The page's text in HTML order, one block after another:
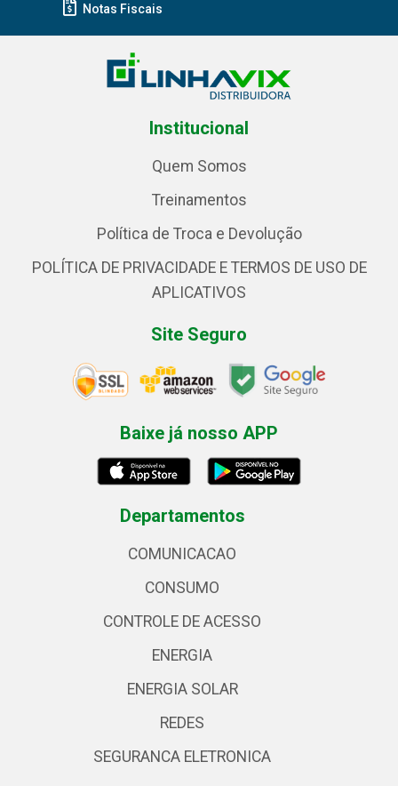
Notas Fiscais
Institucional
Quem Somos
Treinamentos
Política de Troca e Devolução
POLÍTICA DE PRIVACIDADE E TERMOS DE USO DE
APLICATIVOS
Site Seguro
Baixe já nosso APP
Departamentos
COMUNICACAO
CONSUMO
CONTROLE DE ACESSO
ENERGIA
ENERGIA SOLAR
REDES
SEGURANCA ELETRONICA